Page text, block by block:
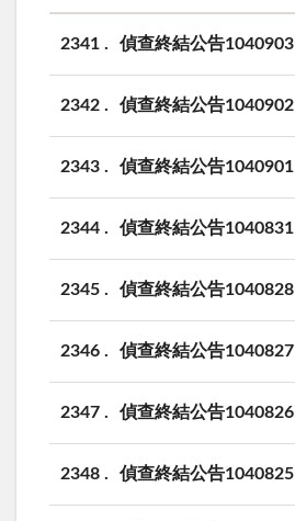
2341 偵查終結公告1040903
2342 偵查終結公告1040902
2343 偵查終結公告1040901
2344 偵查終結公告1040831
2345 偵查終結公告1040828
2346 偵查終結公告1040827
2347 偵查終結公告1040826
2348 偵查終結公告1040825